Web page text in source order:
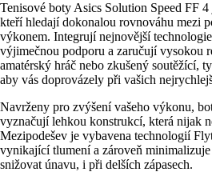
Tenisové boty Asics Solution Speed FF
kteří hledají dokonalou rovnováhu mezi
výkonem. Integrují nejnovější
výjimečnou podporu a zaručují vysokou
amatérský hráč nebo zkušený soutěžící,
aby vás doprovázely při vašich
Navrženy pro zvýšení vašeho výkonu,
vyznačují lehkou konstrukcí, která nijak
Mezipodešev je vybavena technologií
vynikající tlumení a zároveň
snižovat únavu, i při delších zápasech.